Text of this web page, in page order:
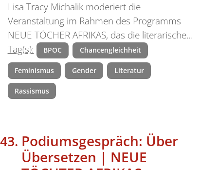
Lisa Tracy Michalik moderiert die
Veranstaltung im Rahmen des Programms
NEUE TÖCHER AFRIKAS, das die literarische…
Tag(s):
BPOC Chancengleichheit
Feminismus Gender Literatur
Rassismus
Podiumsgespräch: Über
Übersetzen | NEUE